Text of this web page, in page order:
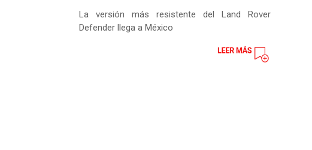
La versión más resistente del Land Rover
Defender llega a México